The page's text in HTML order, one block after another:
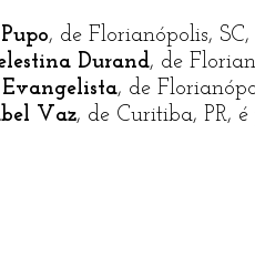
, de Florianópolis,
Durand, de
, de
Vaz, de Curitiba, PR,